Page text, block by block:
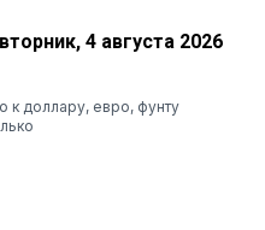
4 августа 2026
к доллару, евро, фунту